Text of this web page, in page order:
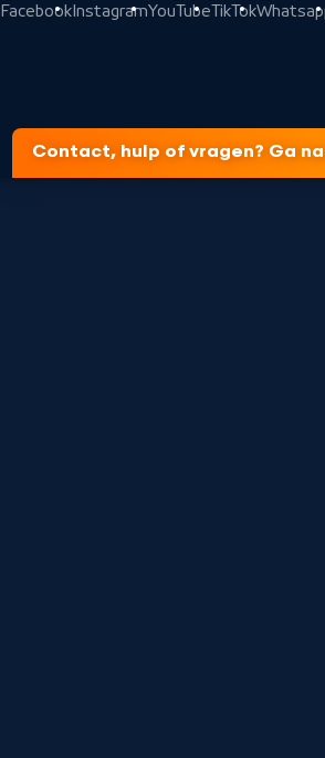
Facebook InstagramYouTubeTikTok
Contact, hulp of vragen? Ga